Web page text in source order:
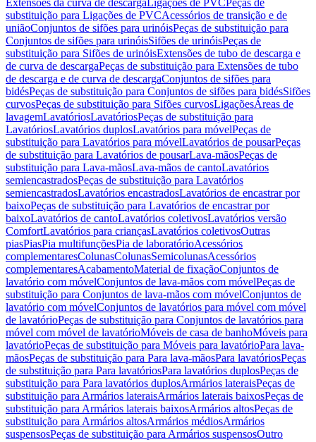
Extensões da curva de descargaLigações de PVCPeças de
substituição para Ligações de PVCAcessórios de transição e de
uniãoConjuntos de sifões para urinóisPeças de substituição para
Conjuntos de sifões para urinóisSifões de urinóisPeças de
substituição para Sifões de urinóisExtensões de tubo de descarga e
de curva de descargaPeças de substituição para Extensões de tubo
de descarga e de curva de descargaConjuntos de sifões para
bidésPeças de substituição para Conjuntos de sifões para bidésSifões
curvosPeças de substituição para Sifões curvosLigaçõesÁreas de
lavagemLavatóriosLavatóriosPeças de substituição para
LavatóriosLavatórios duplosLavatórios para móvelPeças de
substituição para Lavatórios para móvelLavatórios de pousarPeças
de substituição para Lavatórios de pousarLava-mãosPeças de
substituição para Lava-mãosLava-mãos de cantoLavatórios
semiencastradosPeças de substituição para Lavatórios
semiencastradosLavatórios encastradosLavatórios de encastrar por
baixoPeças de substituição para Lavatórios de encastrar por
baixoLavatórios de cantoLavatórios coletivosLavatórios versão
ComfortLavatórios para criançasLavatórios coletivosOutras
piasPiasPia multifunçõesPia de laboratórioAcessórios
complementaresColunasColunasSemicolunasAcessórios
complementaresAcabamentoMaterial de fixaçãoConjuntos de
lavatório com móvelConjuntos de lava-mãos com móvelPeças de
substituição para Conjuntos de lava-mãos com móvelConjuntos de
lavatório com móvelConjuntos de lavatórios para móvel com móvel
de lavatórioPeças de substituição para Conjuntos de lavatórios para
móvel com móvel de lavatórioMóveis de casa de banhoMóveis para
lavatórioPeças de substituição para Móveis para lavatórioPara lava-
mãosPeças de substituição para Para lava-mãosPara lavatóriosPeças
de substituição para Para lavatóriosPara lavatórios duplosPeças de
substituição para Para lavatórios duplosArmários lateraisPeças de
substituição para Armários lateraisArmários laterais baixosPeças de
substituição para Armários laterais baixosArmários altosPeças de
substituição para Armários altosArmários médiosArmários
suspensosPeças de substituição para Armários suspensosOutro